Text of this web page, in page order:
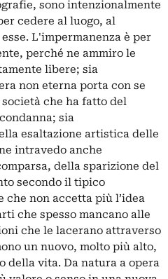
sono intenzionalmente
cedere al luogo, al
L'impermanenza è per
perché ne ammiro le
libere; sia
non eterna porta con se
che ha fatto del
sia
esaltazione artistica delle
intravedo anche
della sparizione del
secondo il tipico
che non accetta più l’idea
che spesso mancano alle
che le lacerano attraverso
un nuovo, molto più alto,
della vita. Da natura a opera